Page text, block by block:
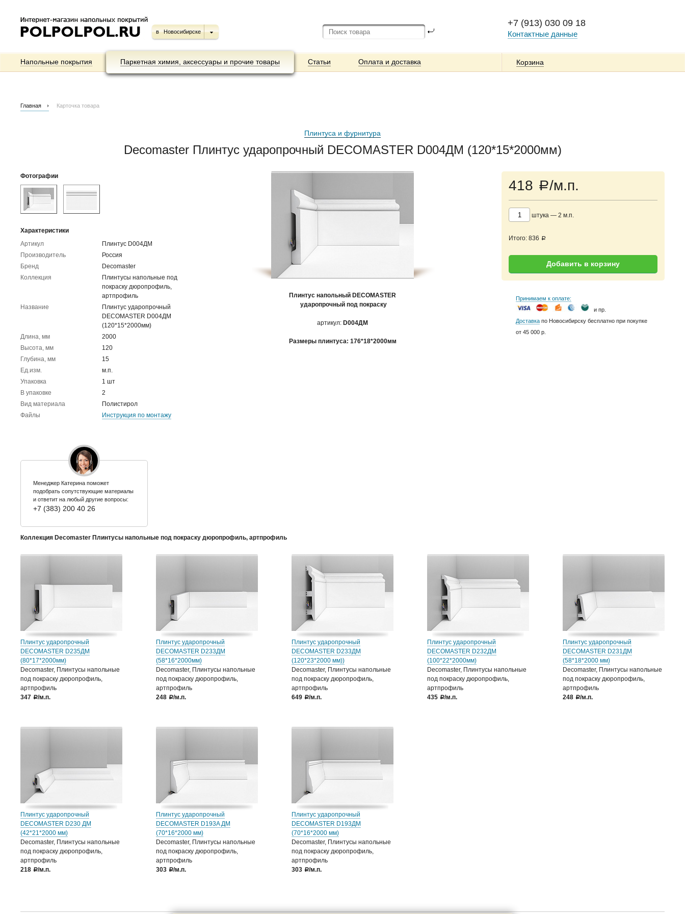
в Новосибирске
+7 (913) 030 09 18
Контактные данные
Напольные покрытия Паркетная химия, аксессуары и прочие товары Статьи Оплата и доставка Корзина
Главная Карточка товара
Плинтуса и фурнитура
Decomaster Плинтус ударопрочный DECOMASTER D004ДМ (120*15*2000мм)
Фотографии
Характеристики
Артикул
Плинтус D004ДМ
Производитель
Россия
Бренд
Decomaster
Коллекция
Плинтусы напольные под
покраску дюропрофиль,
артпрофиль
Название
Плинтус ударопрочный
DECOMASTER D004ДМ
(120*15*2000мм)
Длина, мм
2000
Высота, мм
120
Глубина, мм
15
Ед.изм.
м.п.
Упаковка
1 шт
В упаковке
2
Вид материала
Полистирол
Файлы
Инструкция по монтажу
418 a/м.п.
штука — 2 м.п.
Итого: 836 a
Добавить в корзину
Принимаем к оплате:
и пр.
Доставка по Новосибирску бесплатно при покупке
от 45 000 р.
Плинтус напольный DECOMASTER
ударопрочный под покраску
артикул: D004ДМ
Размеры плинтуса: 176*18*2000мм
Менеджер Катерина поможет
подобрать сопутствующие материалы
и ответит на любый другие вопросы:
+7 (383) 200 40 26
Коллекция Decomaster Плинтусы напольные под покраску дюропрофиль, артпрофиль
Плинтус ударопрочный
DECOMASTER D235ДМ
(80*17*2000мм)
Decomaster, Плинтусы напольные
под покраску дюропрофиль,
артпрофиль
347
a/м.п.
Плинтус ударопрочный
DECOMASTER D233ДМ
(58*16*2000мм)
Decomaster, Плинтусы напольные
под покраску дюропрофиль,
артпрофиль
248
a/м.п.
Плинтус ударопрочный
DECOMASTER D233ДМ
(120*23*2000 мм))
Decomaster, Плинтусы напольные
под покраску дюропрофиль,
артпрофиль
649
a/м.п.
Плинтус ударопрочный
DECOMASTER D232ДМ
(100*22*2000мм)
Decomaster, Плинтусы напольные
под покраску дюропрофиль,
артпрофиль
435
a/м.п.
Плинтус ударопрочный
DECOMASTER D231ДМ
(58*18*2000 мм)
Decomaster, Плинтусы напольные
под покраску дюропрофиль,
артпрофиль
248
a/м.п.
Плинтус ударопрочный
DECOMASTER D230 ДМ
(42*21*2000 мм)
Decomaster, Плинтусы напольные
под покраску дюропрофиль,
артпрофиль
218
a/м.п.
Плинтус ударопрочный
DECOMASTER D193A ДМ
(70*16*2000 мм)
Decomaster, Плинтусы напольные
под покраску дюропрофиль,
артпрофиль
303
a/м.п.
Плинтус ударопрочный
DECOMASTER D193ДМ
(70*16*2000 мм)
Decomaster, Плинтусы напольные
под покраску дюропрофиль,
артпрофиль
303
a/м.п.